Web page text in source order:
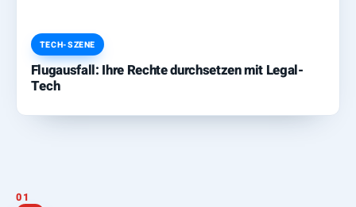
TECH-SZENE
Flugausfall: Ihre Rechte durchsetzen mit Legal-
Tech